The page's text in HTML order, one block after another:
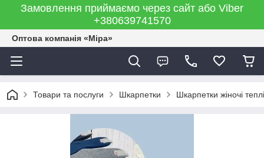
Замовлення приймаємо через сайт або Viber
+380639741570
Оптова компанія «Міра»
Товари та послуги Шкарпетки Шкарпетки жіночі теплі